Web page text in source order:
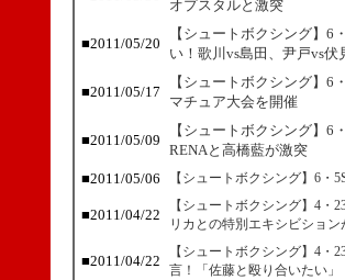
オプスタルと激突
■2011/05/20
【シュートボクシング】
い！歌川vs島田、尹戸vs伏
■2011/05/17
【シュートボクシング】6
マチュア大会を開催
■2011/05/09
【シュートボクシング】6
RENAと高橋藍が激突
■2011/05/06
【シュートボクシング】6・
■2011/04/22
【シュートボクシング】4・
リカとの特別エキシビション
■2011/04/22
【シュートボクシング】4・
言！「佐藤と殴り合いたい」